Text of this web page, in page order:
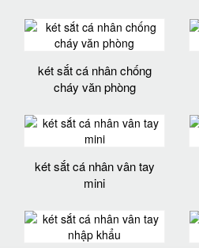
két sắt cá nhân chống
cháy văn phòng
két sắt cá nhân vân tay
mini